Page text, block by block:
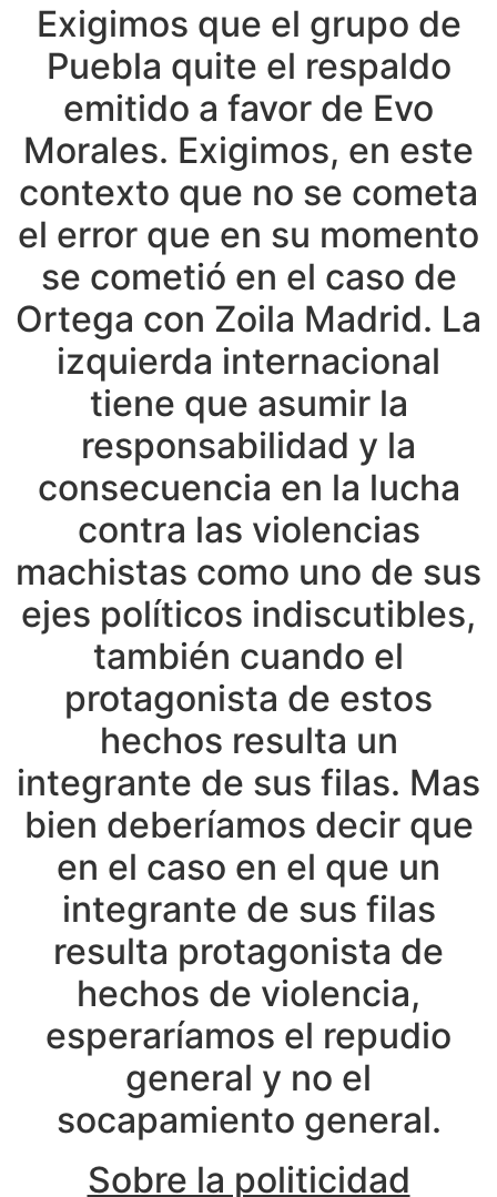
Exigimos que el grupo de
Puebla quite el respaldo
emitido a favor de Evo
Morales. Exigimos, en este
contexto que no se cometa
el error que en su momento
se cometió en el caso de
Ortega con Zoila Madrid. La
izquierda internacional
tiene que asumir la
responsabilidad y la
consecuencia en la lucha
contra las violencias
machistas como uno de sus
ejes políticos indiscutibles,
también cuando el
protagonista de estos
hechos resulta un
integrante de sus filas. Mas
bien deberíamos decir que
en el caso en el que un
integrante de sus filas
resulta protagonista de
hechos de violencia,
esperaríamos el repudio
general y no el
socapamiento general.
Sobre la politicidad